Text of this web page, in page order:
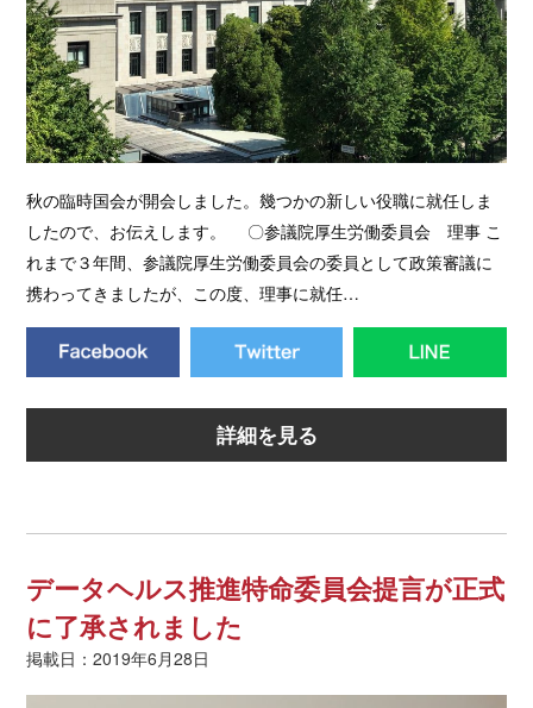
秋の臨時国会が開会しました。幾つかの新しい役職に就任しま
したので、お伝えします。 〇参議院厚生労働委員会 理事 こ
れまで３年間、参議院厚生労働委員会の委員として政策審議に
携わってきましたが、この度、理事に就任…
詳細を見る
データヘルス推進特命委員会提言が正式
に了承されました
掲載日：2019年6月28日